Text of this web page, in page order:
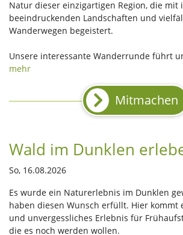
Natur dieser einzigartigen Region, die mit
beeindruckenden Landschaften und
Wanderwegen begeistert.
Unsere interessante Wanderrunde führt
mehr
Mitmachen
Wald im Dunklen
So, 16.08.2026
Es wurde ein Naturerlebnis im Dunklen
haben diesen Wunsch erfüllt. Hier kommt
und unvergessliches Erlebnis für
die es noch werden wollen.